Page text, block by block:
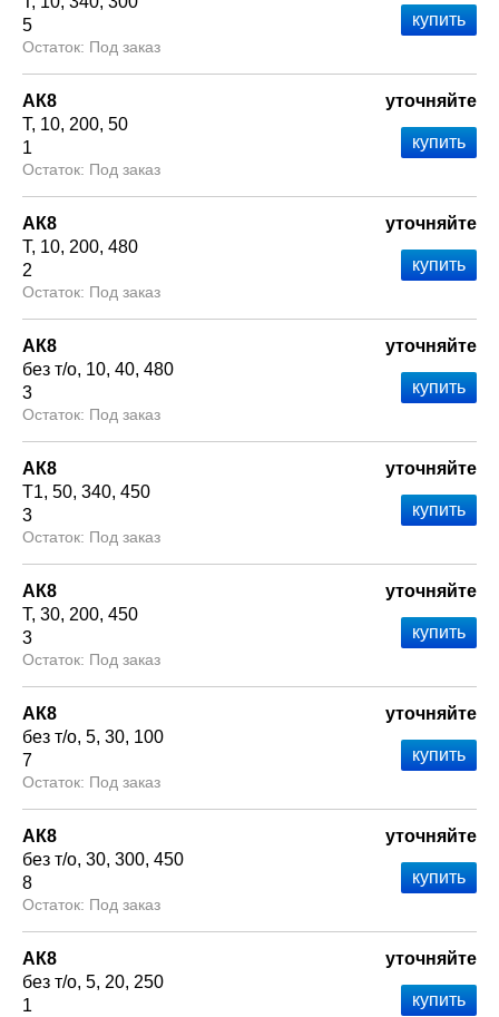
5
Под заказ
АК8
Т 10 200 50
1
Под заказ
уточняйте
АК8
Т 10 200 480
2
Под заказ
уточняйте
АК8
без т/о 10 40 480
3
Под заказ
уточняйте
АК8
Т1 50 340 450
3
Под заказ
уточняйте
АК8
Т 30 200 450
3
Под заказ
уточняйте
АК8
без т/о 5 30 100
7
Под заказ
уточняйте
АК8
без т/о 30 300 450
8
Под заказ
уточняйте
АК8
без т/о 5 20 250
1
уточняйте